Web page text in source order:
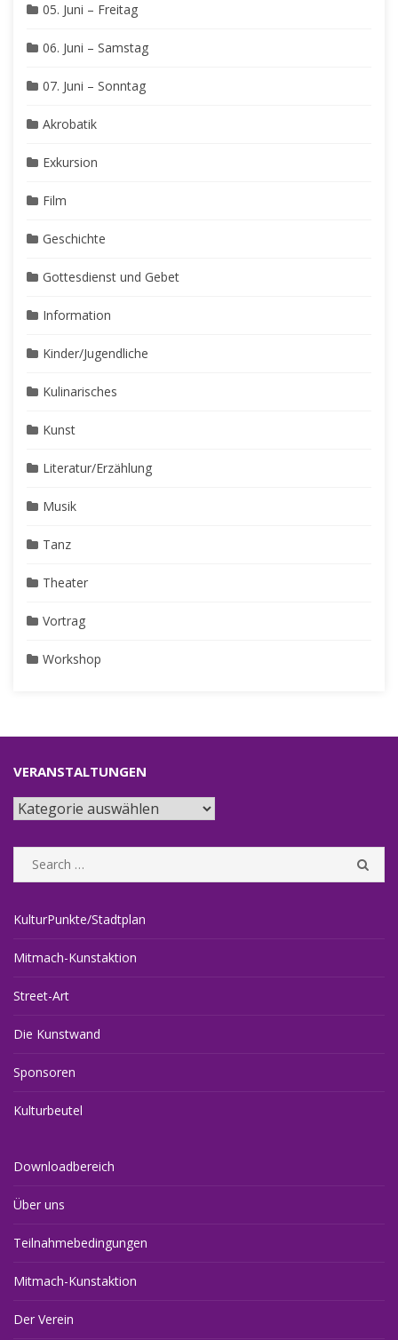
05. Juni – Freitag
06. Juni – Samstag
07. Juni – Sonntag
Akrobatik
Exkursion
Film
Geschichte
Gottesdienst und Gebet
Information
Kinder/Jugendliche
Kulinarisches
Kunst
Literatur/Erzählung
Musik
Tanz
Theater
Vortrag
Workshop
VERANSTALTUNGEN
Veranstaltungen
Search
for:
KulturPunkte/Stadtplan
Mitmach-Kunstaktion
Street-Art
Die Kunstwand
Sponsoren
Kulturbeutel
Downloadbereich
Über uns
Teilnahmebedingungen
Mitmach-Kunstaktion
Der Verein